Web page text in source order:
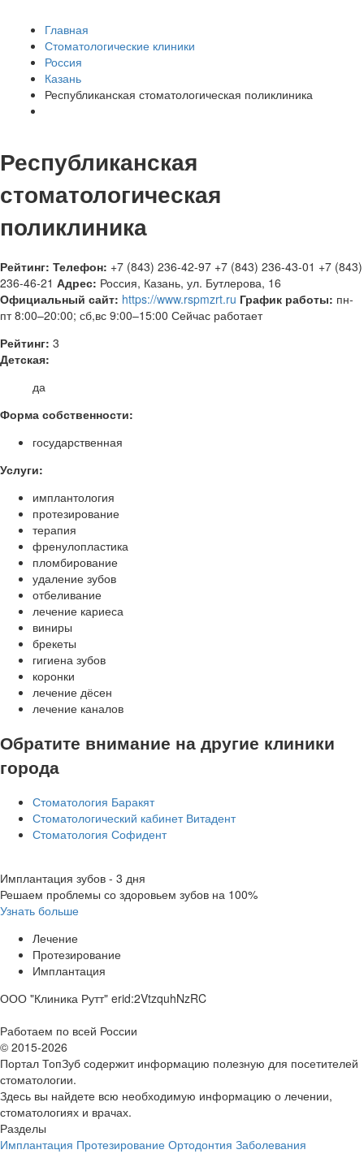
Главная
Стоматологические клиники
Россия
Казань
Республиканская стоматологическая поликлиника
Республиканская
стоматологическая
поликлиника
Рейтинг: Телефон: +7 (843) 236-42-97 +7 (843) 236-43-01 +7 (843)
236-46-21 Адрес: Россия, Казань, ул. Бутлерова, 16
Официальный сайт: https://www.rspmzrt.ru График работы: пн-
пт 8:00–20:00; сб,вс 9:00–15:00 Сейчас работает
Рейтинг: 3
Детская:
да
Форма собственности:
государственная
Услуги:
имплантология
протезирование
терапия
френулопластика
пломбирование
удаление зубов
отбеливание
лечение кариеса
виниры
брекеты
гигиена зубов
коронки
лечение дёсен
лечение каналов
Обратите внимание на другие клиники
города
Стоматология Баракят
Стоматологический кабинет Витадент
Стоматология Софидент
Имплантация зубов - 3 дня
Решаем проблемы со здоровьем зубов на 100%
Узнать больше
Лечение
Протезирование
Имплантация
ООО "Клиника Рутт" erid:2VtzquhNzRC
Работаем по всей России
© 2015-2026
Портал ТопЗуб содержит информацию полезную для посетителей
стоматологии.
Здесь вы найдете всю необходимую информацию о лечении,
стоматологиях и врачах.
Разделы
Имплантация Протезирование Ортодонтия Заболевания